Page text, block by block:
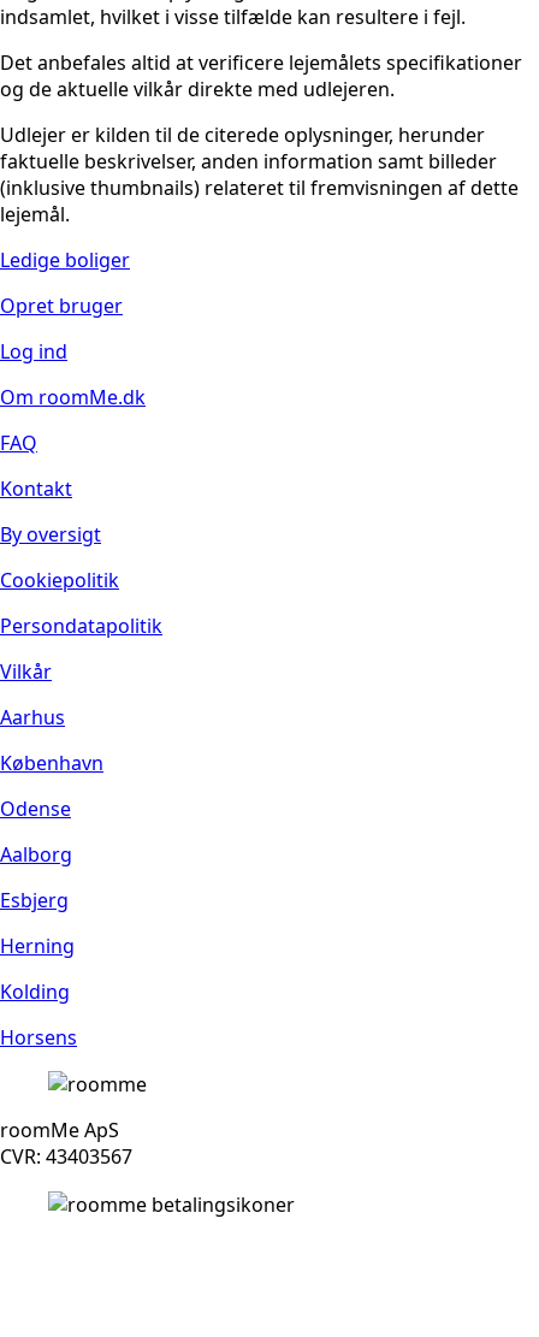
indsamlet, hvilket i visse tilfælde kan resultere i fejl.
Det anbefales altid at verificere lejemålets specifikationer
og de aktuelle vilkår direkte med udlejeren.
Udlejer er kilden til de citerede oplysninger, herunder
faktuelle beskrivelser, anden information samt billeder
(inklusive thumbnails) relateret til fremvisningen af dette
lejemål.
Ledige boliger
Opret bruger
Log ind
Om roomMe.dk
FAQ
Kontakt
By oversigt
Cookiepolitik
Persondatapolitik
Vilkår
Aarhus
København
Odense
Aalborg
Esbjerg
Herning
Kolding
Horsens
roomMe ApS
CVR: 43403567